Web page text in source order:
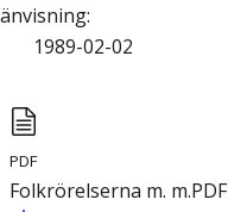
:
1989-02-02
PDF
Folkrörelserna m. m.PDF